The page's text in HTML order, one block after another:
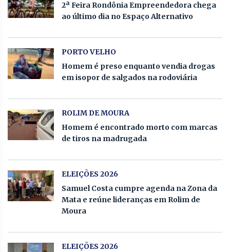
2ª Feira Rondônia Empreendedora chega
ao último dia no Espaço Alternativo
PORTO VELHO
Homem é preso enquanto vendia drogas
em isopor de salgados na rodoviária
ROLIM DE MOURA
Homem é encontrado morto com marcas
de tiros na madrugada
ELEIÇÕES 2026
Samuel Costa cumpre agenda na Zona da
Mata e reúne lideranças em Rolim de
Moura
ELEIÇÕES 2026